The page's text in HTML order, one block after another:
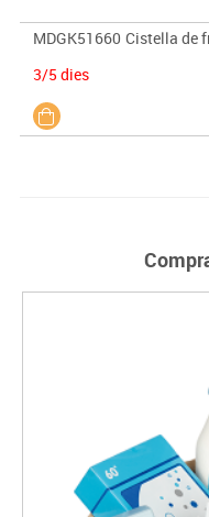
MDGK51660 Cistella de
3/5 dies